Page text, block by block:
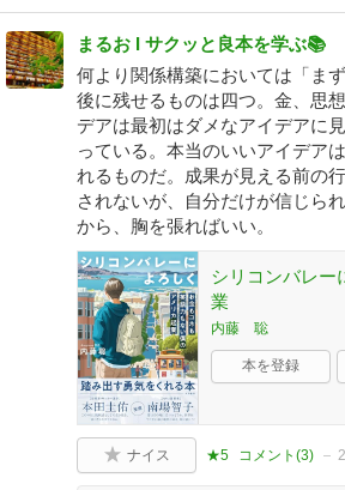
まるお I サクッと良本を学ぶ📚
何より関係構築においては「ま
後に残せるものは四つ。金、思
デアは最初はダメなアイデアに
っている。本当のいいアイデア
れるものだ。成果が見える前の
されないが、自分だけが信じら
から、胸を張ればいい。
シリコンバレ
業
内藤 聡
本を登録
ナイス ★5 コメント(3)